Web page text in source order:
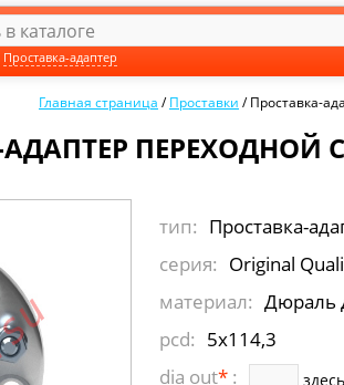
Главная страница /Проставки /Проставка-
ПЕРЕХОДНОЙ
тип: Проставка-
серия: Original
материал: Дюраль
pcd: 5x114,3
dia out*:
Проставка-адаптер